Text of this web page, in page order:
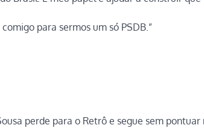
para sermos um só PSDB.”
perde para o Retrô e segue sem pontuar